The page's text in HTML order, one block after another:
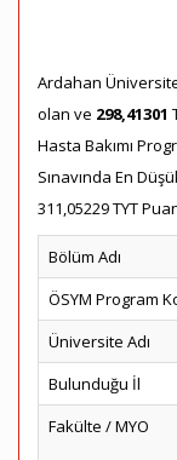
Ardahan
olan ve 298,41301
Hasta Bakımı
Sınavında En
311,05229 TYT
Bölüm Adı
ÖSYM Program
Üniversite Adı
Bulunduğu İl
Fakülte / MYO